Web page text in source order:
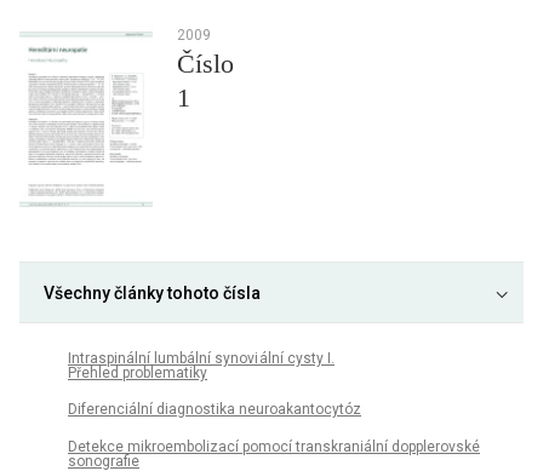
2009
Číslo
1
Všechny články tohoto čísla
Intraspinální lumbální synovi ální cysty I.
Přehled problematiky
Diferenciální diagnostika neuroakantocytóz
Detekce mikroembolizací pomocí transkraniální dopplerovské
sonografie